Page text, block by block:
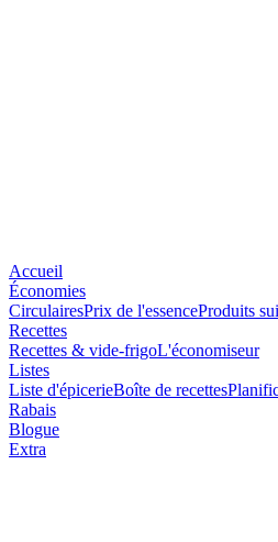
Accueil
Économies
CirculairesPrix de l'essenceProduits
Recettes
Recettes & vide-frigoL'économiseur
Listes
Liste d'épicerieBoîte de recettes
Rabais
Blogue
Extra